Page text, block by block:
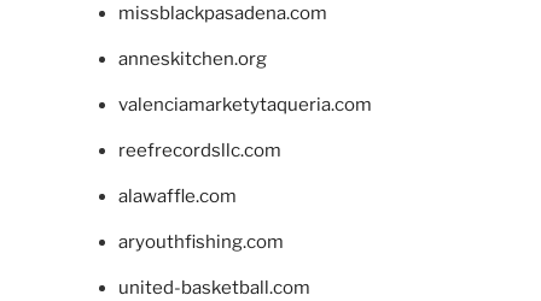
missblackpasadena.com
anneskitchen.org
valenciamarketytaqueria.com
reefrecordsllc.com
alawaffle.com
aryouthfishing.com
united-basketball.com